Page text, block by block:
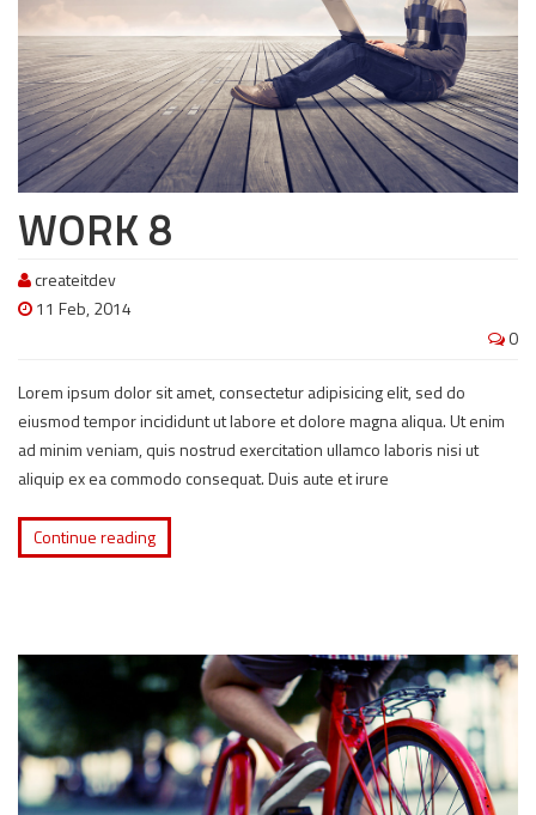
WORK 8
createitdev
11 Feb, 2014
0
Lorem ipsum dolor sit amet, consectetur adipisicing elit, sed do
eiusmod tempor incididunt ut labore et dolore magna aliqua. Ut enim
ad minim veniam, quis nostrud exercitation ullamco laboris nisi ut
aliquip ex ea commodo consequat. Duis aute et irure
Continue reading